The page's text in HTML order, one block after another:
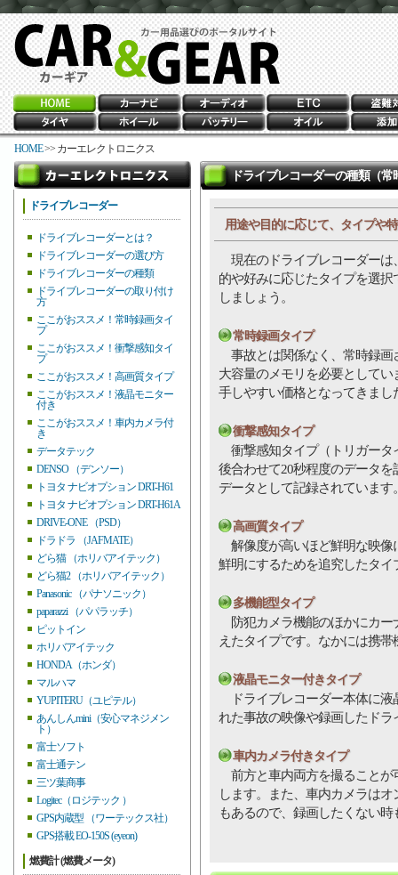
HOME>> カーエレクトロニクス
ドライブレコーダー
ドライブレコーダーとは？
ドライブレコーダーの選び方
ドライブレコーダーの種類
ドライブレコーダーの取り付け
方
ここがおススメ！常時録画タイ
プ
ここがおススメ！衝撃感知タイ
プ
ここがおススメ！高画質タイプ
ここがおススメ！液晶モニター
付き
ここがおススメ！車内カメラ付
き
データテック
DENSO （デンソー）
トヨタ ナビオプション DRT-H61
トヨタ ナビオプション DRT-H61A
DRIVE-ONE （PSD）
ドラドラ （JAFMATE）
どら猫 （ホリバアイテック）
どら猫2 （ホリバアイテック）
Panasonic （パナソニック）
paparazzi （パパラッチ）
ピットイン
ホリバアイテック
HONDA（ホンダ）
マルハマ
YUPITERU（ユピテル）
あんしんmini（安心マネジメン
ト）
富士ソフト
富士通テン
三ツ葉商事
Logitec（ロジテック ）
GPS内蔵型 （ワーテックス社）
GPS搭載 EO-150S (eyeon)
燃費計 (燃費メータ)
ドライブレコーダーの種類（
用途や目的に応じて、タイプや
現在のドライブレコーダーは
的や好みに応じたタイプを選
しましょう。
常時録画タイプ
事故とは関係なく、常時録画
大容量のメモリを必要として
手しやすい価格となってきまし
衝撃感知タイプ
衝撃感知タイプ（トリガータ
後合わせて20秒程度のデータ
データとして記録されています
高画質タイプ
解像度が高いほど鮮明な映像
鮮明にするためを追究したタ
多機能型タイプ
防犯カメラ機能のほかにカー
えたタイプです。なかには携
液晶モニター付きタイプ
ドライブレコーダー本体に液
れた事故の映像や録画したド
車内カメラ付きタイプ
前方と車内両方を撮ることが
します。また、車内カメラは
もあるので、録画したくない